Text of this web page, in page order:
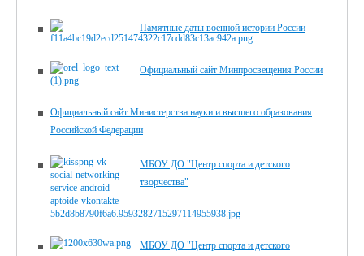
Памятные даты военной истории России
Официальный сайт Минпросвещения России
Официальный сайт Министерства науки и высшего образования
Российской Федерации
МБОУ ДО "Центр спорта и детского
творчества"
МБОУ ДО "Центр спорта и детского